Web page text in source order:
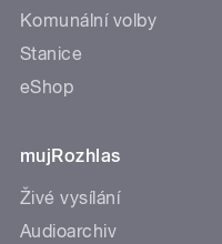
Komunální volby
Stanice
eShop
mujRozhlas
Živé vysílání
Audioarchiv